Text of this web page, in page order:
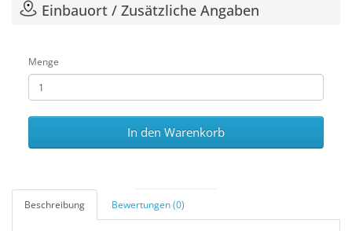
Einbauort / Zusätzliche Angaben
Menge
In den Warenkorb
Beschreibung Bewertungen (0)